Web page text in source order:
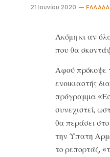
21 Ιουνίου 2020 ΕΛΛΆΔΑ
Ακόμη κι αν
που θα
Αφού πρόκοψε
ενοικιαστής
πρόγραμμα
συνεχιστεί,
θα περάσει
την Υπατη
το ρεπορτάζ,